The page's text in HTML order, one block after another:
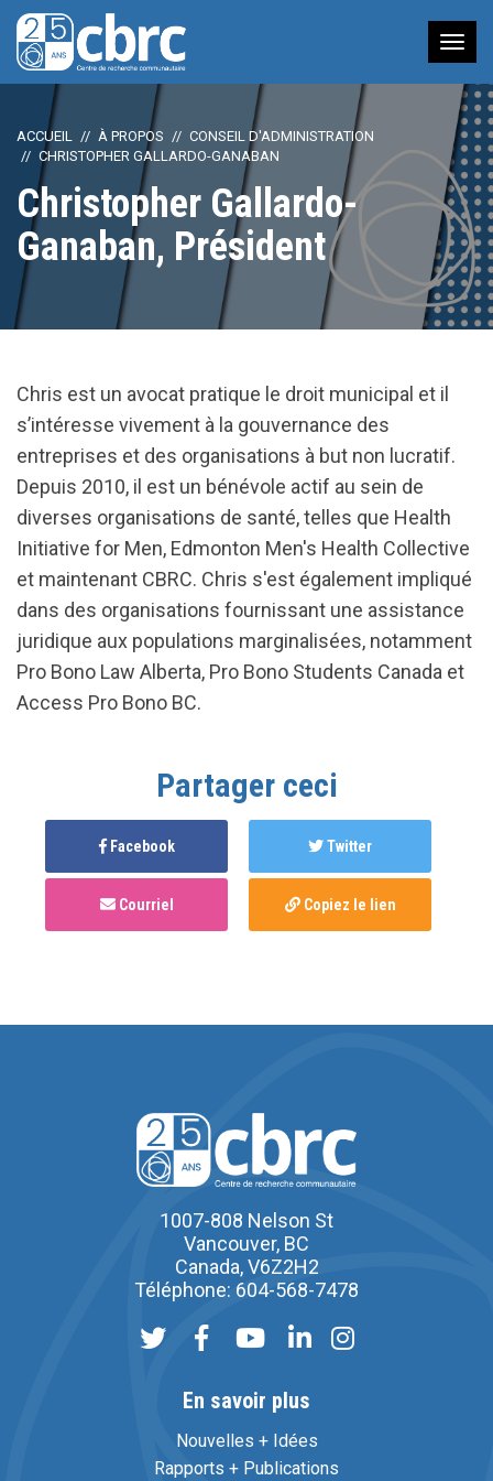
à
ACCUEIL À PROPOS
CONSEIL D'ADMINISTRATION
CHRISTOPHER GALLARDO-GANABAN
Christopher Gallardo-
Ganaban, Président
Chris est un avocat pratique le droit municipal et il
s’intéresse vivement à la gouvernance des
entreprises et des organisations à but non lucratif.
Depuis 2010, il est un bénévole actif au sein de
diverses organisations de santé, telles que Health
Initiative for Men, Edmonton Men's Health Collective
et maintenant CBRC. Chris s'est également impliqué
dans des organisations fournissant une assistance
juridique aux populations marginalisées, notamment
Pro Bono Law Alberta, Pro Bono Students Canada et
Access Pro Bono BC.
Partager ceci
Facebook Twitter
Courriel Copiez le lien
1007-808 Nelson St
Vancouver, BC
Canada, V6Z2H2
Téléphone: 604-568-7478
En savoir plus
Nouvelles + Idées
Rapports + Publications